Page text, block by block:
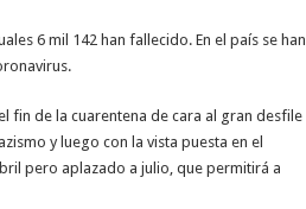
6 mil 142 han fallecido. En el país se han
fin de la cuarentena de cara al gran desfile
y luego con la vista puesta en el
pero aplazado a julio, que permitirá a